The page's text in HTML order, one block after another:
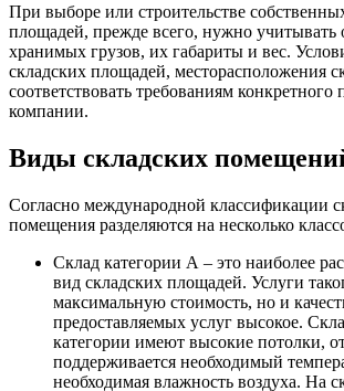
При выборе или строительстве
площадей, прежде всего, нужно учитывать
хранимых грузов, их габариты и вес.
складских площадей, месторасположения
соответствовать требованиям конкретного
компании.
Виды складских
Согласно международной классификации
помещения разделяются на несколько
Склад категории А – это наиболее
вид складских площадей. Услуги
максимальную стоимость, но и
предоставляемых услуг высокое.
категории имеют высокие потолки,
поддерживается необходимый
необходимая влажность воздуха. На